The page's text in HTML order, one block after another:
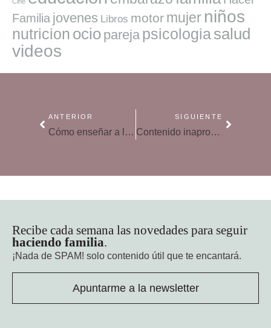
Cine
Familia jovenes Libros motor mujer niños
nutricion ocio pareja psicologiasalud
videos
ANTERIOR
Cómo enseñar a los hijos a enfrentarse a la presión de grupo
SIGUIENTE
Contenido inapropiado en niños, cómo les afecta
Recibe cada semana las novedades para seguir
haciendo familia.
¡Nada de SPAM! solo contenido útil que te encantará.
Apuntarme a la newsletter